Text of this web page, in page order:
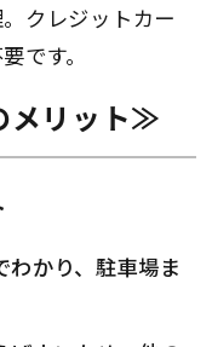
クレジットカー
です。
メリット≫
わかり、駐車場ま